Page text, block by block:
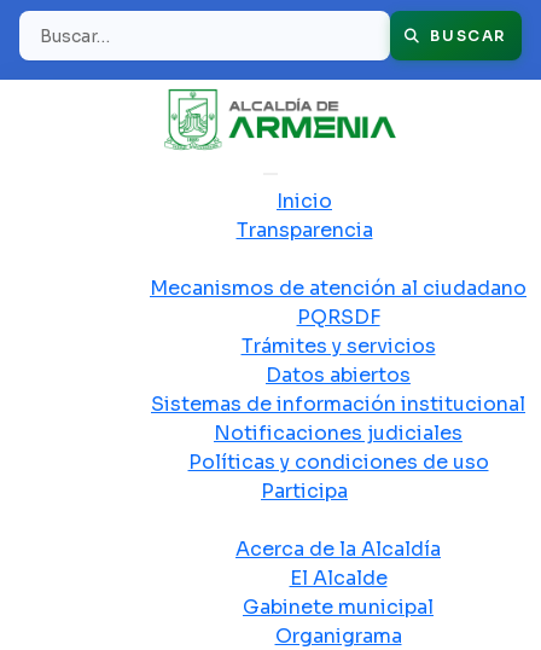
Buscar BUSCAR
Inicio
Transparencia
Mecanismos de atención al ciudadano
PQRSDF
Trámites y servicios
Datos abiertos
Sistemas de información institucional
Notificaciones judiciales
Políticas y condiciones de uso
Participa
Acerca de la Alcaldía
El Alcalde
Gabinete municipal
Organigrama